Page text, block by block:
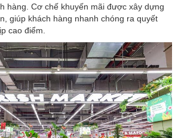
hàng. Cơ chế khuyến mãi được xây dựng
giúp khách hàng nhanh chóng ra quyết
cao điểm.